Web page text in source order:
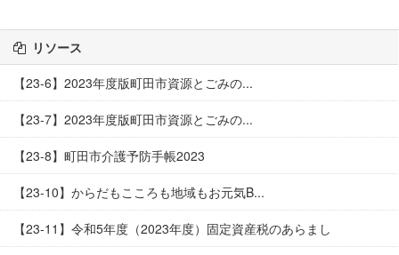
リソース
【23-6】2023年度版町田市資源とごみの...
【23-7】2023年度版町田市資源とごみの...
【23-8】町田市介護予防手帳2023
【23-10】からだもこころも地域もお元気B...
【23-11】令和5年度（2023年度）固定資産税のあらまし